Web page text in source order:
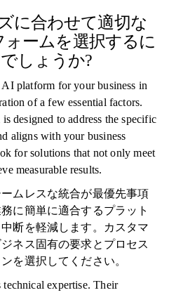
に合わせて適切な
ームを選択するに
しょうか?
platform for your business in
of a few essential factors.
designed to address the specific
aligns with your business
for solutions that not only meet
measurable results.
ムレスな統合が最優先事項
に簡単に適合するプラット
断を軽減します。カスタマ
ネス固有の要求とプロセス
を選択してください。
expertise. Their